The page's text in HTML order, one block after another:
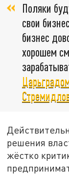
Поляки
свои
бизнес
хорошем
решения
жёстко